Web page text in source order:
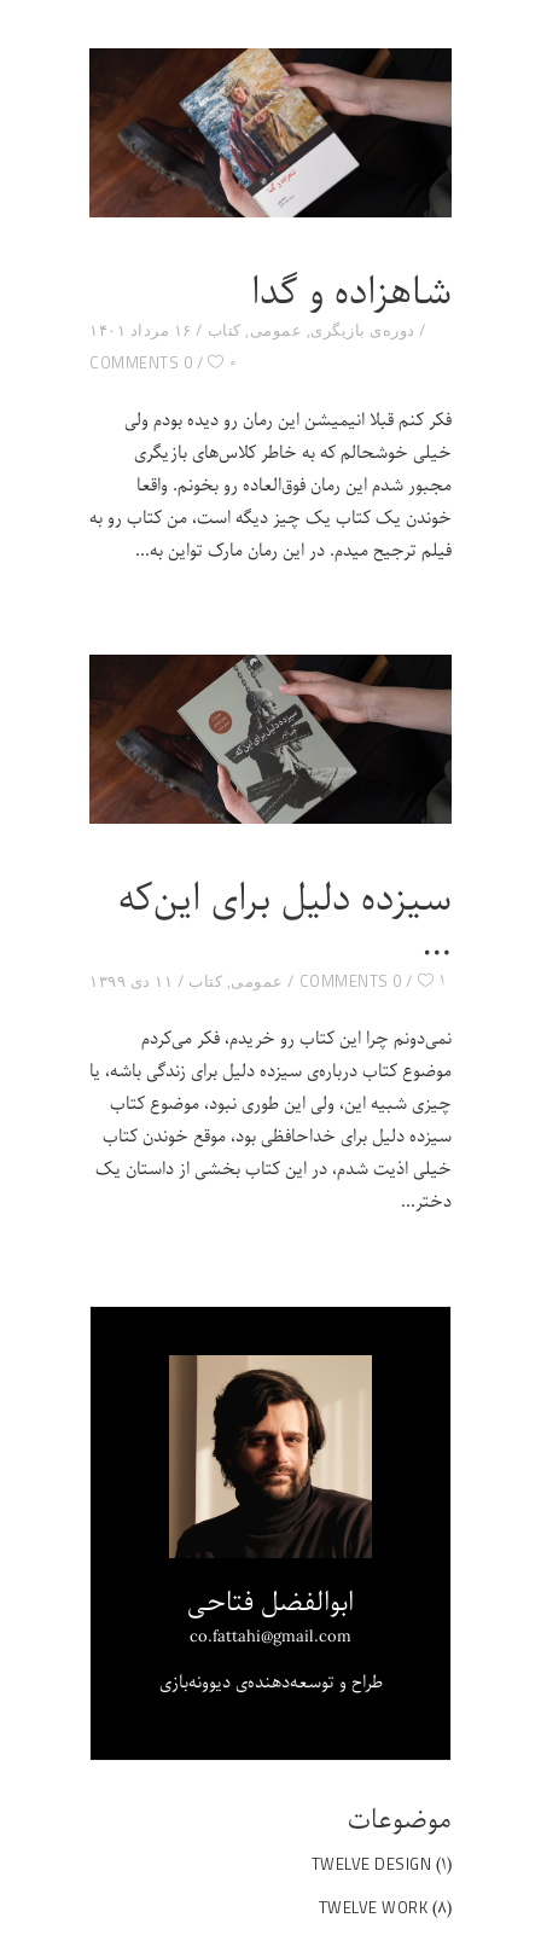
شاهزاده و گدا
۱۶ مرداد ۱۴۰۱ دوره‌ی بازیگری, عمومی, کتاب
0 COMMENTS
۰
فکر کنم قبلا انیمیشن این رمان رو دیده بودم ولی
خیلی خوشحالم که به خاطر کلاس‌های بازیگری
مجبور شدم این رمان فوق‌العاده رو بخونم. واقعا
خوندن یک کتاب یک چیز دیگه است، من کتاب رو به
فیلم ترجیح میدم. در این رمان مارک تواین به
سیزده دلیل برای این‌که
…
۱۱ دی ۱۳۹۹ عمومی, کتاب 0 COMMENTS ۱
نمی‌دونم چرا این کتاب رو خریدم، فکر می‌کردم
موضوع کتاب درباره‌ی سیزده دلیل برای زندگی باشه، یا
چیزی شبیه این، ولی این طوری نبود، موضوع کتاب
سیزده دلیل برای خداحافظی بود، موقع خوندن کتاب
خیلی اذیت شدم، در این کتاب بخشی از داستان یک
دختر
ابوالفضل فتاحی
co.fattahi@gmail.com
طراح و توسعه‌دهنده‌ی دیوونه‌بازی
موضوعات
TWELVE DESIGN (۱)
TWELVE WORK (۸)